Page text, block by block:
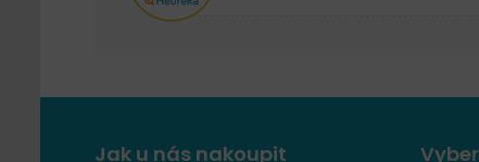
Jak u nás nakoupit